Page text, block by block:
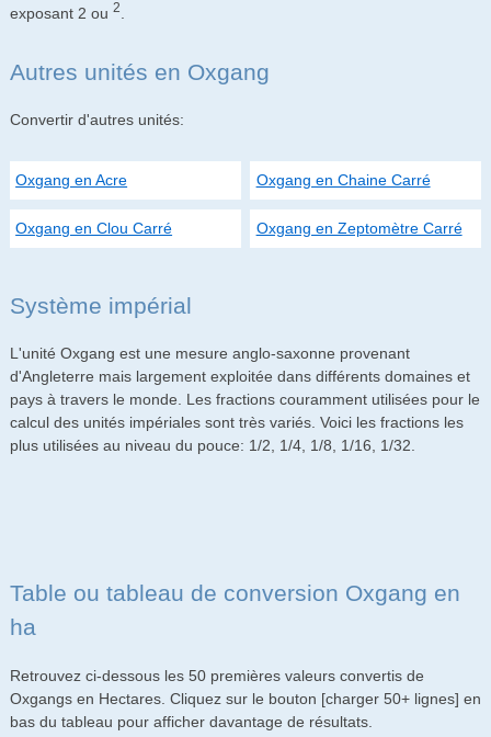
exposant 2 ou 2
Autres unités en Oxgang
Convertir d'autres unités:
Oxgang en Acre Oxgang en Chaine Carré
Oxgang en Clou Carré Oxgang en Zeptomètre Carré
Système impérial
L'unité Oxgang est une mesure anglo-saxonne provenant
d'Angleterre mais largement exploitée dans différents domaines et
pays à travers le monde. Les fractions couramment utilisées pour le
calcul des unités impériales sont très variés. Voici les fractions les
plus utilisées au niveau du pouce: 1/2, 1/4, 1/8, 1/16, 1/32.
Table ou tableau de conversion Oxgang en
ha
Retrouvez ci-dessous les 50 premières valeurs convertis de
Oxgangs en Hectares. Cliquez sur le bouton [charger 50+ lignes] en
bas du tableau pour afficher davantage de résultats.